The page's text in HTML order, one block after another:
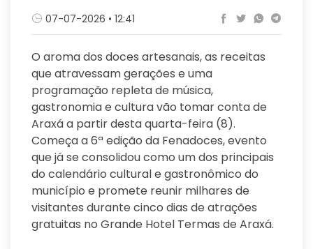
07-07-2026 • 12:41
O aroma dos doces artesanais, as receitas
que atravessam gerações e uma
programação repleta de música,
gastronomia e cultura vão tomar conta de
Araxá a partir desta quarta-feira (8).
Começa a 6ª edição da Fenadoces, evento
que já se consolidou como um dos principais
do calendário cultural e gastronômico do
município e promete reunir milhares de
visitantes durante cinco dias de atrações
gratuitas no Grande Hotel Termas de Araxá.